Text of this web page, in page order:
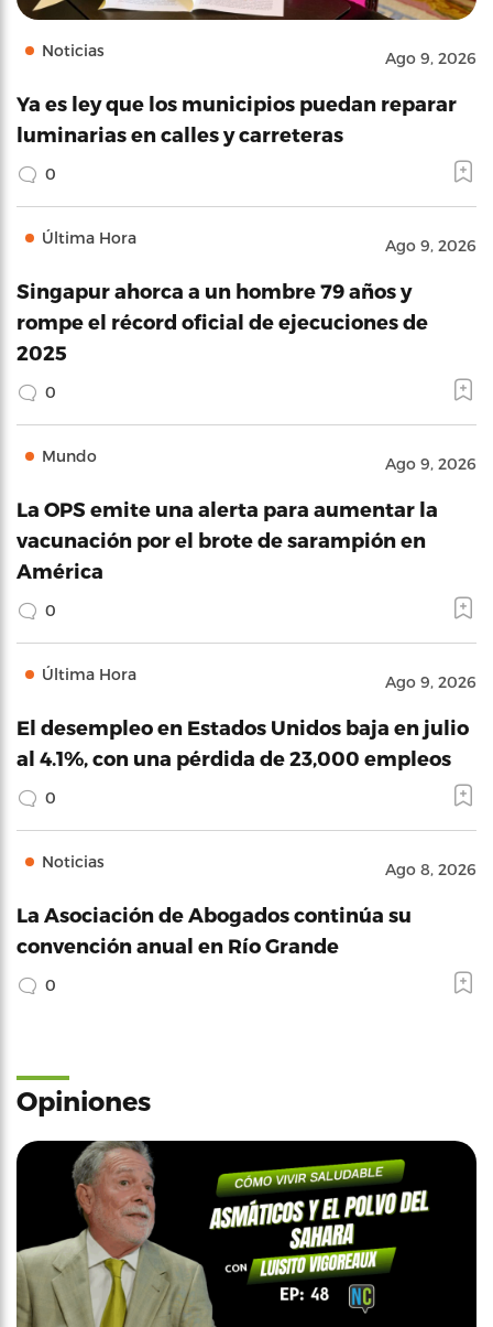
Noticias Ago 9, 2026
Ya es ley que los municipios puedan reparar
luminarias en calles y carreteras
0
Última Hora Ago 9, 2026
Singapur ahorca a un hombre 79 años y
rompe el récord oficial de ejecuciones de
2025
0
Mundo Ago 9, 2026
La OPS emite una alerta para aumentar la
vacunación por el brote de sarampión en
América
0
Última Hora Ago 9, 2026
El desempleo en Estados Unidos baja en julio
al 4.1%, con una pérdida de 23,000 empleos
0
Noticias Ago 8, 2026
La Asociación de Abogados continúa su
convención anual en Río Grande
0
Opiniones